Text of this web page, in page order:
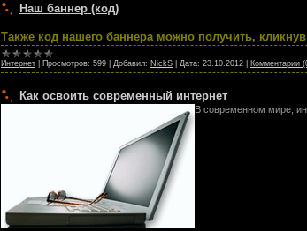
Наш баннер (код)
Также код нашего баннера можно получить,
Интернет Просмотров: 599 Добавил: NickS Дата: 23.10.2012 Комментарии
Как освоить современный интернет
В современном мире,